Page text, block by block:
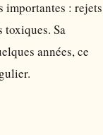
importantes : rejets
toxiques. Sa
années, ce